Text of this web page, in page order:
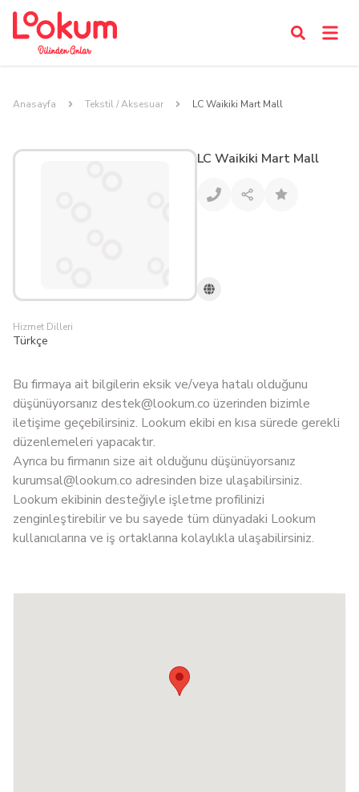
Anasayfa Tekstil / Aksesuar LC Waikiki Mart Mall
LC Waikiki Mart Mall
Hizmet Dilleri
Türkçe
Bu firmaya ait bilgilerin eksik ve/veya hatalı olduğunu
düşünüyorsanız destek@lookum.co üzerinden bizimle
iletişime geçebilirsiniz. Lookum ekibi en kısa sürede gerekli
düzenlemeleri yapacaktır.
Ayrıca bu firmanın size ait olduğunu düşünüyorsanız
kurumsal@lookum.co adresinden bize ulaşabilirsiniz.
Lookum ekibinin desteğiyle işletme profilinizi
zenginleştirebilir ve bu sayede tüm dünyadaki Lookum
kullanıcılarına ve iş ortaklarına kolaylıkla ulaşabilirsiniz.